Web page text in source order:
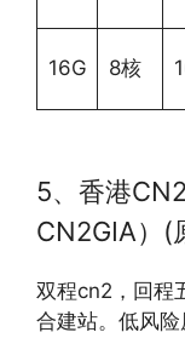
16G 8核
5、香港
CN2GIA）(
双程cn2，回程
合建站。低风